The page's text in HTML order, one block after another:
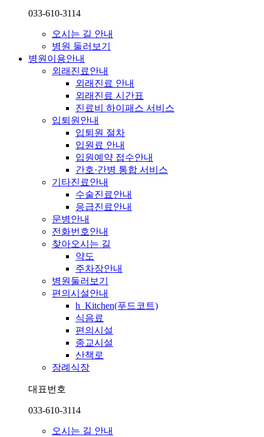
033-610-3114
오시는 길 안내
병원 둘러보기
병원이용안내
외래진료안내
외래진료 안내
외래진료 시간표
진료비 하이패스 서비스
입퇴원안내
입퇴원 절차
입원료 안내
입원예약 접수안내
간호·간병 통합 서비스
기타진료안내
수술진료안내
응급진료안내
문병안내
전화번호안내
찾아오시는 길
약도
주차장안내
병원둘러보기
편의시설안내
h_Kitchen(푸드코트)
식음료
편의시설
종교시설
산책로
장례식장
대표번호
033-610-3114
오시는 길 안내